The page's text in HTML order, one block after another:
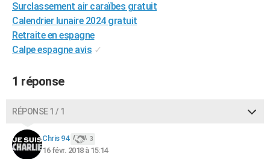
CARTE DE VOEUX
Carte de Noël
Carte Bonne année
Carte Saint-Valentin
Carte Pâques
Carte d'anniversaire
DICTIONNAIRE
Dictionnaire
Biographies
Citations
Expressions
Proverbes
COPAINS D'AVANT
S'inscrire
Se connecter
Lycées
Collèges
Primaires
Universités
Entreprises
Service militaire
Avis de recherche
AVIS DE DÉCÈS
FORUM
Bricolage
Lifestyle
Culture
Sport
Auto
Television
Voyage
Cinema
Surclassement air caraïbes gratuit
Calendrier lunaire 2024 gratuit
Retraite en espagne
Calpe espagne avis ✓
1 réponse
RÉPONSE 1 / 1
Chris 94 3
16 févr. 2018 à 15:14